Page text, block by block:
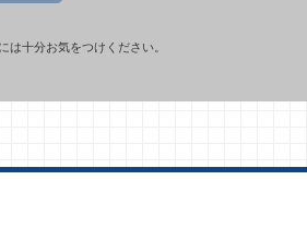
十分お気をつけください。